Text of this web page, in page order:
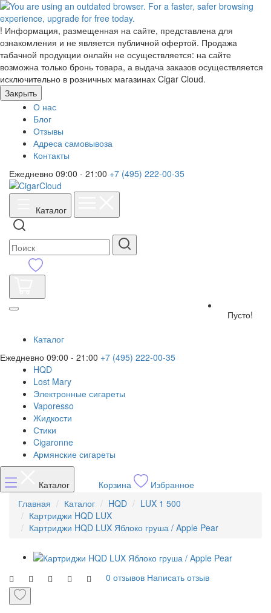
! Информация, размещенная на сайте, представлена для
ознакомления и не является публичной офертой. Продажа
табачной продукции онлайн не осуществляется: на сайте
возможна только бронь товара, а выдача заказов осуществляется
исключительно в розничных магазинах Cigar Cloud.
Закрыть
О нас
Блог
Отзывы
Адреса самовывоза
Контакты
Ежедневно 09:00 - 21:00 +7 (495) 222-00-35
Каталог
Пусто!
Каталог
Ежедневно 09:00 - 21:00 +7 (495) 222-00-35
HQD
Lost Mary
Электронные сигареты
Vaporesso
Жидкости
Стики
Cigaronne
Армянские сигареты
Каталог Корзина
Избранное
Главная
Каталог HQD
LUX 1 500
Картриджи HQD LUX
Картриджи HQD LUX Яблоко груша / Apple Pear
0 отзывов Написать отзыв